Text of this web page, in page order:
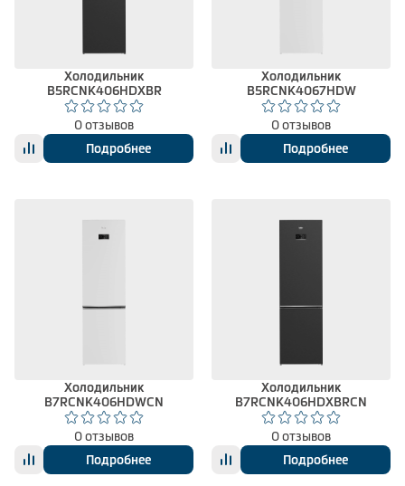
Сравнить
Холодильник
B5RCNK406HDXBR
0 отзывов
Подробнее
Холодильник
B5RCNK4067HDW
0 отзывов
Подробнее
Холодильник
B7RCNK406HDWCN
0 отзывов
Подробнее
Холодильник
B7RCNK406HDXBRCN
0 отзывов
Подробнее